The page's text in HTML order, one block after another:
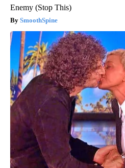
Enemy (Stop This)
SmoothSpine